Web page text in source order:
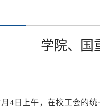
学院、国
月4日上午，在校工会的